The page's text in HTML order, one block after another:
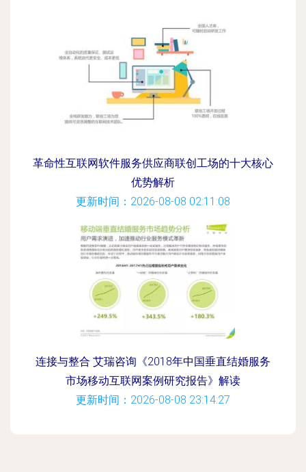
革命性互联网软件服务供应商联创工场的十大核心
优势解析
更新时间：2026-08-08 02:11:08
连接与整合 艾瑞咨询《2018年中国垂直结婚服务
市场移动互联网案例研究报告》解读
更新时间：2026-08-08 23:14:27